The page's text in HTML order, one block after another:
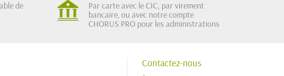
de
Par carte avec le CIC, par virement
bancaire, ou avec notre compte
CHORUS PRO pour les administrations
Contactez-nous